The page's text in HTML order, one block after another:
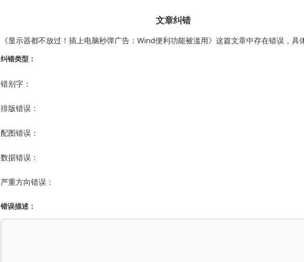
文章纠错
《显示器都不放过！插上电脑秒弹广告：Wind便利功能被滥用》这篇文章中存在错误，具
纠错类型：
错别字：
排版错误：
配图错误：
数据错误：
严重方向错误：
错误描述：